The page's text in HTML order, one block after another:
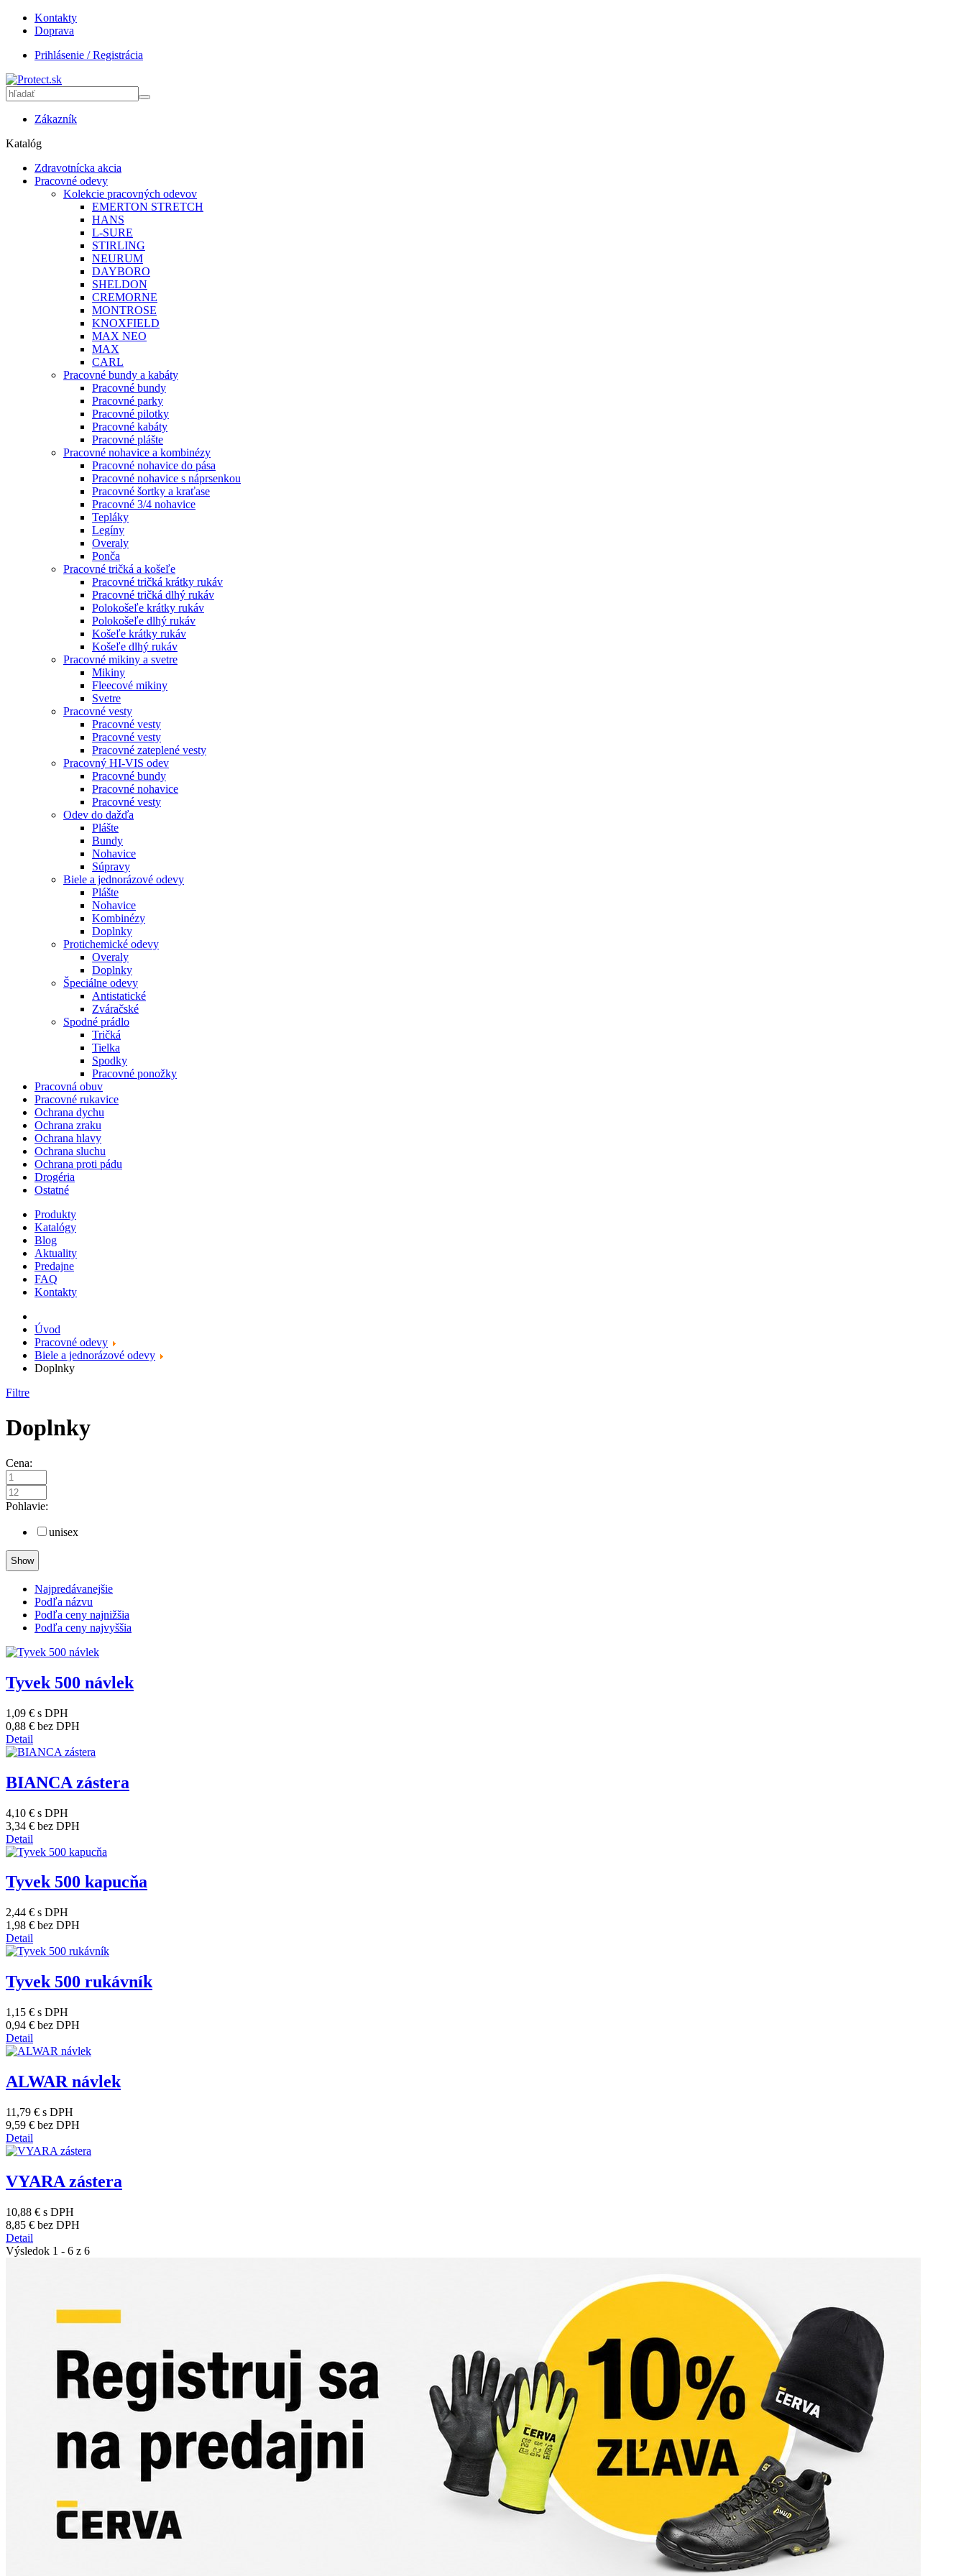
Kontakty
Doprava
Prihlásenie / Registrácia
Zákazník
Katalóg
Zdravotnícka akcia
Pracovné odevy
Kolekcie pracovných odevov
EMERTON STRETCH
HANS
L-SURE
STIRLING
NEURUM
DAYBORO
SHELDON
CREMORNE
MONTROSE
KNOXFIELD
MAX NEO
MAX
CARL
Pracovné bundy a kabáty
Pracovné bundy
Pracovné parky
Pracovné pilotky
Pracovné kabáty
Pracovné plášte
Pracovné nohavice a kombinézy
Pracovné nohavice do pása
Pracovné nohavice s náprsenkou
Pracovné šortky a kraťase
Pracovné 3/4 nohavice
Tepláky
Legíny
Overaly
Ponča
Pracovné tričká a košeľe
Pracovné tričká krátky rukáv
Pracovné tričká dlhý rukáv
Polokošeľe krátky rukáv
Polokošeľe dlhý rukáv
Košeľe krátky rukáv
Košeľe dlhý rukáv
Pracovné mikiny a svetre
Mikiny
Fleecové mikiny
Svetre
Pracovné vesty
Pracovné vesty
Pracovné vesty
Pracovné zateplené vesty
Pracovný HI-VIS odev
Pracovné bundy
Pracovné nohavice
Pracovné vesty
Odev do dažďa
Plášte
Bundy
Nohavice
Súpravy
Biele a jednorázové odevy
Plášte
Nohavice
Kombinézy
Doplnky
Protichemické odevy
Overaly
Doplnky
Špeciálne odevy
Antistatické
Zváračské
Spodné prádlo
Tričká
Tielka
Spodky
Pracovné ponožky
Pracovná obuv
Pracovné rukavice
Ochrana dychu
Ochrana zraku
Ochrana hlavy
Ochrana sluchu
Ochrana proti pádu
Drogéria
Ostatné
Produkty
Katalógy
Blog
Aktuality
Predajne
FAQ
Kontakty
Úvod
Pracovné odevy
Biele a jednorázové odevy
Doplnky
Filtre
Doplnky
Cena:
Pohlavie:
unisex
Najpredávanejšie
Podľa názvu
Podľa ceny najnižšia
Podľa ceny najvyššia
Tyvek 500 návlek
1,09 € s DPH
0,88 € bez DPH
Detail
BIANCA zástera
4,10 € s DPH
3,34 € bez DPH
Detail
Tyvek 500 kapucňa
2,44 € s DPH
1,98 € bez DPH
Detail
Tyvek 500 rukávník
1,15 € s DPH
0,94 € bez DPH
Detail
ALWAR návlek
11,79 € s DPH
9,59 € bez DPH
Detail
VYARA zástera
10,88 € s DPH
8,85 € bez DPH
Detail
Výsledok 1 - 6 z 6